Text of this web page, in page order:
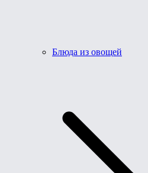
Блюда из овощей